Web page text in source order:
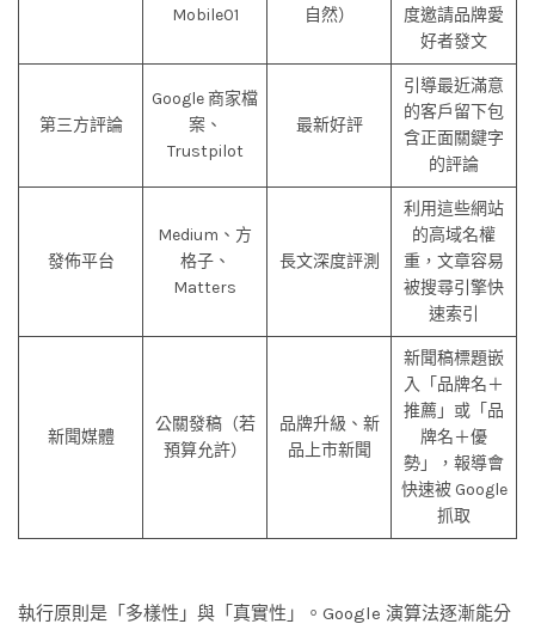
Mobile01
自然）
度邀請品牌愛
好者發文
第三方評論
Google 商家檔
案、
Trustpilot
最新好評
引導最近滿意
的客戶留下包
含正面關鍵字
的評論
發佈平台
Medium、方
格子、
Matters
長文深度評測
利用這些網站
的高域名權
重，文章容易
被搜尋引擎快
速索引
新聞媒體
公關發稿（若
預算允許）
品牌升級、新
品上市新聞
新聞稿標題嵌
入「品牌名＋
推薦」或「品
牌名＋優
勢」，報導會
快速被 Google
抓取
執行原則是「多樣性」與「真實性」。Google 演算法逐漸能分